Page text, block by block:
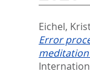
Eichel,
Error